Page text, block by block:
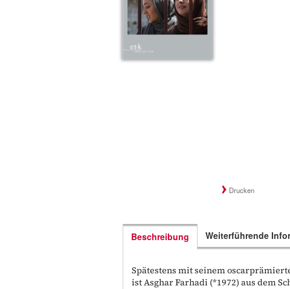
Drucken
Beschreibung
Spätestens mit seinem
ist Asghar Farhadi (*1972) aus dem
Weiterführende